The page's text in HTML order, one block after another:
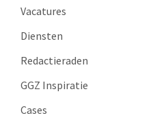
Vacatures
Diensten
Redactieraden
GGZ Inspiratie
Cases